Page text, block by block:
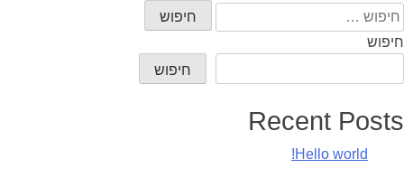
חיפוש:
חיפוש
חיפוש
Recent Posts
Hello world!